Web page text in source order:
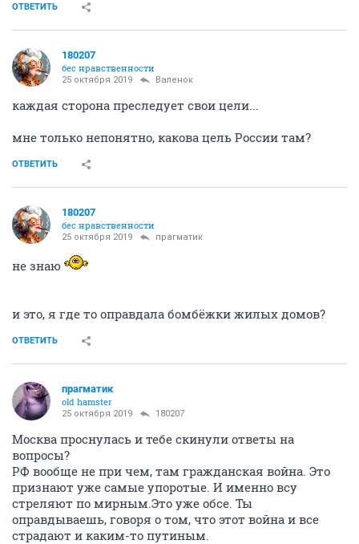
ОТВЕТИТЬ
180207
бес нравственности
25 октября 2019 Валенок
каждая сторона преследует свои цели...
мне только непонятно, какова цель России там?
ОТВЕТИТЬ
180207
бес нравственности
25 октября 2019 прагматик
не знаю
и это, я где то оправдала бомбёжки жилых домов?
ОТВЕТИТЬ
прагматик
old hamster
25 октября 2019 180207
Москва проснулась и тебе скинули ответы на
вопросы?
РФ вообще не при чем, там гражданская война. Это
признают уже самые упоротые. И именно всу
стреляют по мирным.Это уже обсе. Ты
оправдываешь, говоря о том, что этот война и все
страдают и каким-то путиным.